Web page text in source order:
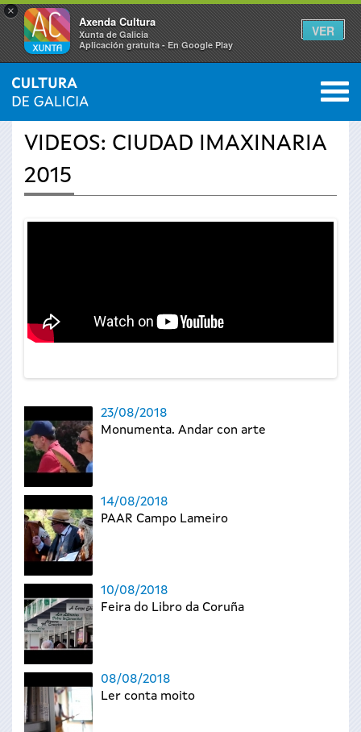
×
Axenda Cultura
Xunta de Galicia
Aplicación gratuíta - En Google Play
VER
Se
usted
INICIO › ACTUALIDAD 0
VIDEOS: CIUDAD IMAXINARIA
2015
23/08/2018
Monumenta. Andar con arte
14/08/2018
PAAR Campo Lameiro
10/08/2018
Feira do Libro da Coruña
08/08/2018
Ler conta moito